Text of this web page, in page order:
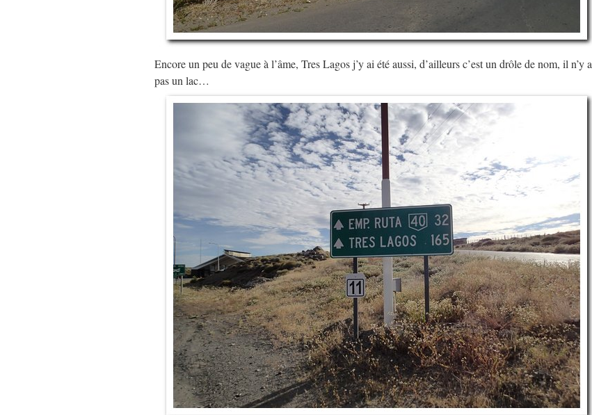
Encore un peu de vague à l’âme, Tres Lagos j’y ai été aussi, d’ailleurs c’est un drôle de nom, il n’y a
pas un lac…